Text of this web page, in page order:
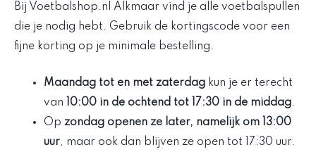
Bij Voetbalshop.nl Alkmaar vind je alle voetbalspullen
die je nodig hebt. Gebruik de kortingscode voor een
fijne korting op je minimale bestelling.
Maandag tot en met zaterdag kun je er terecht
van 10:00 in de ochtend tot 17:30 in de middag.
Op zondag openen ze later, namelijk om 13:00
uur, maar ook dan blijven ze open tot 17:30 uur.